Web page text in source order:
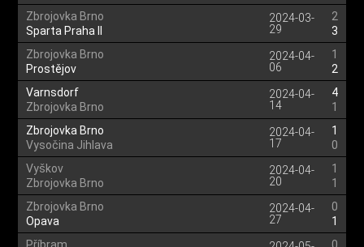
Zbrojovka Brno
Sparta Praha II
2024-03-
29
2
3
Zbrojovka Brno
Prostějov
2024-04-
06
1
2
Varnsdorf
Zbrojovka Brno
2024-04-
14
4
1
Zbrojovka Brno
Vysočina Jihlava
2024-04-
17
1
0
Vyškov
Zbrojovka Brno
2024-04-
20
1
1
Zbrojovka Brno
Opava
2024-04-
27
0
1